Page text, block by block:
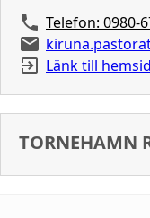
Telefon: 0980-
Länk till
TORNEHAMN